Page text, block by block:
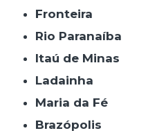
Fronteira
Rio Paranaíba
Itaú de Minas
Ladainha
Maria da Fé
Brazópolis